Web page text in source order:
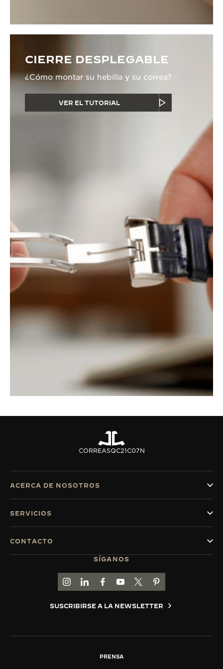
CIERRE DESPLEGABLE
¿Cómo montar su hebilla y su correa?
VER EL TUTORIAL
CORREASQC21C07N
SÍGANOS
IR A LA PÁGINA DE INSTAGRAM DE JAEGER-
IR A LA PÁGINA DE LINKEDIN DE
IR A LA PÁGINA DE FACEBOOK DE
IR A LA PÁGINA DE YOUTUBE
IR A LA PÁGINA DE
IR A LA PÁGINA DE
SUSCRIBIRSE A LA NEWSLETTER
ACERCA DE NOSOTROS
SERVICIOS
CONTACTO
PRENSA